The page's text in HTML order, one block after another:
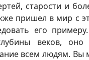
старости и
пришел в мир с
его
веков, оно
всем людям. Вы